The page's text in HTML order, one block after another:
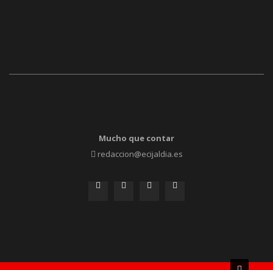
Mucho que contar
redaccion@ecijaldia.es